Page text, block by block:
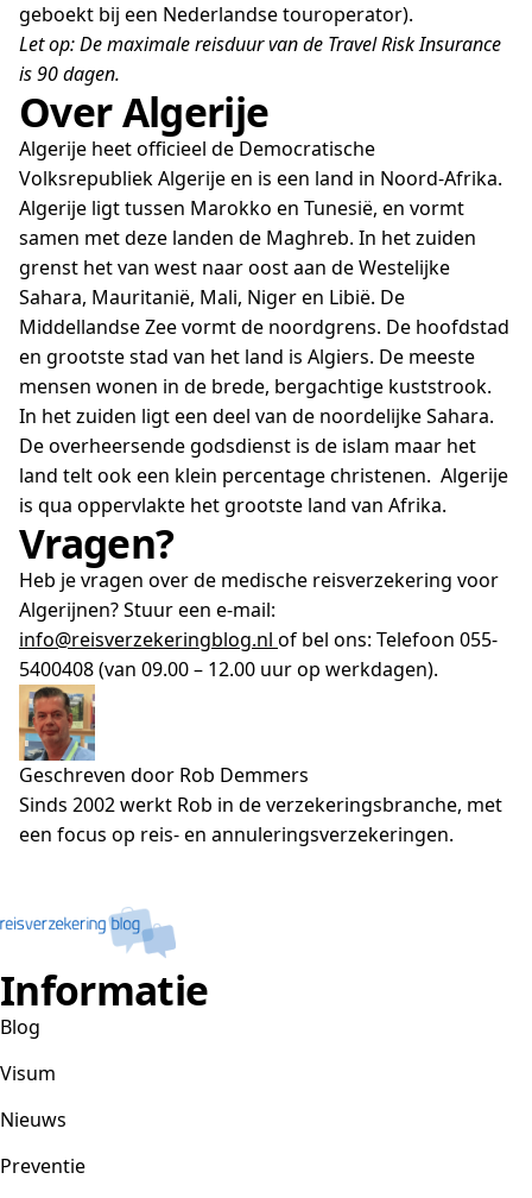
geboekt bij een Nederlandse touroperator).
Let op: De maximale reisduur van de Travel Risk Insurance
is 90 dagen.
Over Algerije
Algerije heet officieel de Democratische
Volksrepubliek Algerije en is een land in Noord-Afrika.
Algerije ligt tussen Marokko en Tunesië, en vormt
samen met deze landen de Maghreb. In het zuiden
grenst het van west naar oost aan de Westelijke
Sahara, Mauritanië, Mali, Niger en Libië. De
Middellandse Zee vormt de noordgrens. De hoofdstad
en grootste stad van het land is Algiers. De meeste
mensen wonen in de brede, bergachtige kuststrook.
In het zuiden ligt een deel van de noordelijke Sahara.
De overheersende godsdienst is de islam maar het
land telt ook een klein percentage christenen. Algerije
is qua oppervlakte het grootste land van Afrika.
Vragen?
Heb je vragen over de medische reisverzekering voor
Algerijnen? Stuur een e-mail:
info@reisverzekeringblog.nl of bel ons: Telefoon 055-
5400408 (van 09.00 – 12.00 uur op werkdagen).
Geschreven door Rob Demmers
Sinds 2002 werkt Rob in de verzekeringsbranche, met
een focus op reis- en annuleringsverzekeringen.
Informatie
Blog
Visum
Nieuws
Preventie